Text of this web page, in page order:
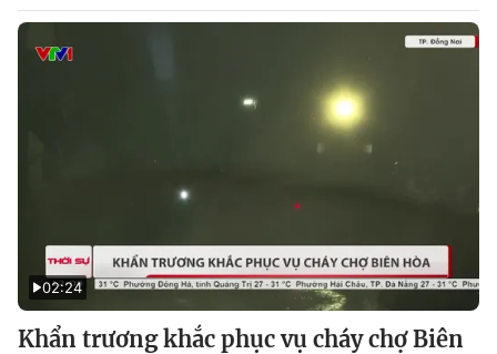
02:24
Khẩn trương khắc phục vụ cháy chợ Biên